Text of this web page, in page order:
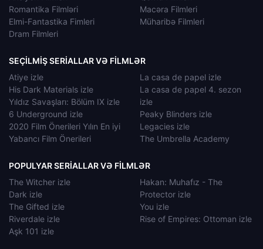
Romantika Filmləri
Elmi-Fantastika Fimleri
Dram Filmleri
Macəra Filmleri
Müharibə Filmleri
SEÇILMIŞ SERIALLAR VƏ FILMLƏR
Atiye izle
His Dark Materials izle
Yıldız Savaşları: Bölüm IX izle
6 Underground izle
2020 Film Önerileri Yılın En iyi
Yabancı Film Önerileri
La casa de papel izle
La casa de papel 4. sezon
izle
Peaky Blinders izle
Legacies izle
The Umbrella Academy
POPULYAR SERIALLAR VƏ FILMLƏR
The Witcher izle
Dark izle
The Gifted izle
Riverdale izle
Aşk 101 izle
Hakan: Muhafız - The
Protector izle
You izle
Rise of Empires: Ottoman izle